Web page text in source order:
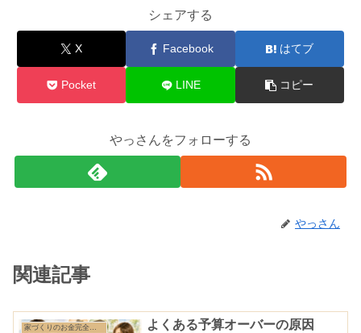
シェアする
X Facebook はてブ
Pocket LINE コピー
やっさんをフォローする
やっさん
関連記事
家づくりのお金完全ガイド よくある予算オーバーの原因